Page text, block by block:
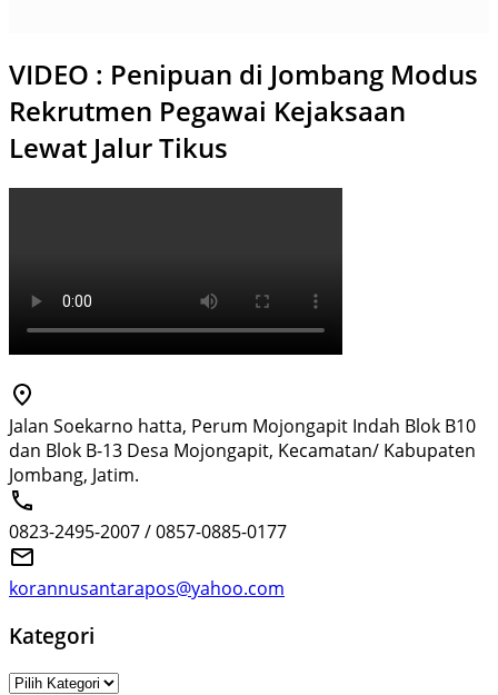
VIDEO : Penipuan di Jombang Modus
Rekrutmen Pegawai Kejaksaan
Lewat Jalur Tikus
Jalan Soekarno hatta, Perum Mojongapit Indah Blok B10
dan Blok B-13 Desa Mojongapit, Kecamatan/ Kabupaten
Jombang, Jatim.
0823-2495-2007 / 0857-0885-0177
korannusantarapos@yahoo.com
Kategori
Kategori